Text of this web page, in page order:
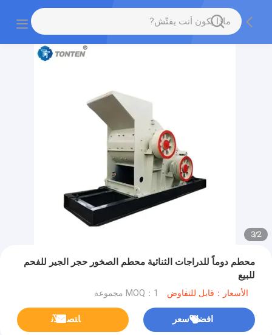
2
/
3
محطم دوماً للدراجات الثنائية محطم الصخور حجر الجير للفحم
للبيع
الأسعار：قابل للتفاوض MOQ：1 مجموعة
افضل سعر ﺎﺘﺼﻟ ﺍﻶﻧ